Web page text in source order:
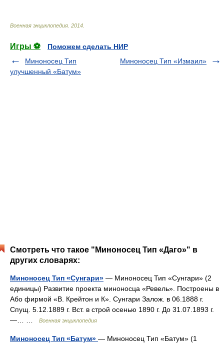
Военная энциклопедия 2014
Игры ⚽
Поможем сделать НИР
Миноносец Тип
улучшенный «Батум»
Миноносец Тип «Измаил»
Смотреть что такое "Миноносец Тип «Даго»" в
других словарях:
Миноносец Тип «Сунгари» — Миноносец Тип «Сунгари» (2
единицы) Развитие проекта миноносца «Ревель». Построены в
Або фирмой «В. Крейтон и К». Сунгари Залож. в 06.1888 г.
Спущ. 5.12.1889 г. Вст. в строй осенью 1890 г. До 31.07.1893 г.
—… …
Военная энциклопедия
Миноносец Тип «Батум» — Миноносец Тип «Батум» (1